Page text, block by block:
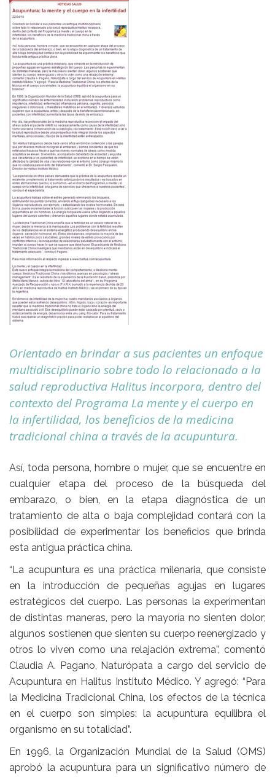
Orientado en brindar a sus pacientes un enfoque
multidisciplinario sobre todo lo relacionado a la
salud reproductiva Halitus incorpora, dentro del
contexto del Programa La mente y el cuerpo en
la infertilidad, los beneficios de la medicina
tradicional china a través de la acupuntura.
Así, toda persona, hombre o mujer, que se encuentre en
cualquier etapa del proceso de la búsqueda del
embarazo, o bien, en la etapa diagnóstica de un
tratamiento de alta o baja complejidad contará con la
posibilidad de experimentar los beneficios que brinda
esta antigua práctica china.
“La acupuntura es una práctica milenaria, que consiste
en la introducción de pequeñas agujas en lugares
estratégicos del cuerpo. Las personas la experimentan
de distintas maneras, pero la mayoría no sienten dolor;
algunos sostienen que sienten su cuerpo reenergizado y
otros lo viven como una relajación extrema”, comentó
Claudia A. Pagano, Naturópata a cargo del servicio de
Acupuntura en Halitus Instituto Médico. Y agregó: “Para
la Medicina Tradicional China, los efectos de la técnica
en el cuerpo son simples: la acupuntura equilibra el
organismo en su totalidad”.
En 1996, la Organización Mundial de la Salud (OMS)
aprobó la acupuntura para un significativo número de